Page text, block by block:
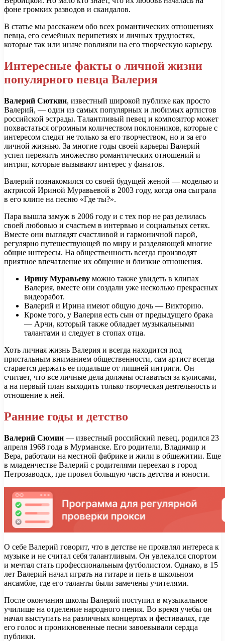
фоне громких разводов и скандалов.
В статье мы расскажем обо всех романтических отношениях
певца, его семейных перипетиях и личных трудностях,
которые так или иначе повлияли на его творческую карьеру.
Интересные факты о личной жизни
популярного певца Валерия
Валерий Сюткин, известный широкой публике как просто
Валерий, — один из самых популярных и любимых артистов
российской эстрады. Талантливый певец и композитор может
похвастаться огромным количеством поклонников, которые с
интересом следят не только за его творчеством, но и за его
личной жизнью. За многие годы своей карьеры Валерий
успел пережить множество романтических отношений и
интриг, которые вызывают интерес у фанатов.
Валерий познакомился со своей будущей женой — моделью и
актрисой Ириной Муравьевой в 2003 году, когда она сыграла
в его клипе на песню «Где ты?».
Пара вышла замуж в 2006 году и с тех пор не раз делилась
своей любовью и счастьем в интервью и социальных сетях.
Вместе они выглядят счастливой и гармоничной парой,
регулярно путешествующей по миру и разделяющей многие
общие интересы. На общественность всегда производят
приятное впечатление их общение и близкие отношения.
Ирину Муравьеву можно также увидеть в клипах
Валерия, вместе они создали уже несколько прекрасных
видеоработ.
Валерий и Ирина имеют общую дочь — Викторию.
Кроме того, у Валерия есть сын от предыдущего брака
— Арчи, который также обладает музыкальными
талантами и следует в стопах отца.
Хоть личная жизнь Валерия и всегда находится под
пристальным вниманием общественности, сам артист всегда
старается держать ее подальше от лишней интриги. Он
считает, что все личные дела должны оставаться за кулисами,
а на первый план выходить только творческая деятельность и
отношение к ней.
Ранние годы и детство
Валерий Сюмин — известный российский певец, родился 23
апреля 1968 года в Мурманске. Его родители, Владимир и
Вера, работали на местной фабрике и жили в общежитии. Еще
в младенчестве Валерий с родителями переехал в город
Петрозаводск, где провел большую часть детства и юности.
О себе Валерий говорит, что в детстве не проявлял интереса к
музыке и не считал себя талантливым. Он увлекался спортом
и мечтал стать профессиональным футболистом. Однако, в 15
лет Валерий начал играть на гитаре и петь в школьном
ансамбле, где его таланты были замечены учителями.
После окончания школы Валерий поступил в музыкальное
училище на отделение народного пения. Во время учебы он
начал выступать на различных концертах и фестивалях, где
его голос и проникновенные песни завоевывали сердца
публики.